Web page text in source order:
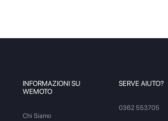
INFORMAZIONI SU
WEMOTO
Chi Siamo
SERVE AIUTO?
0362 553705